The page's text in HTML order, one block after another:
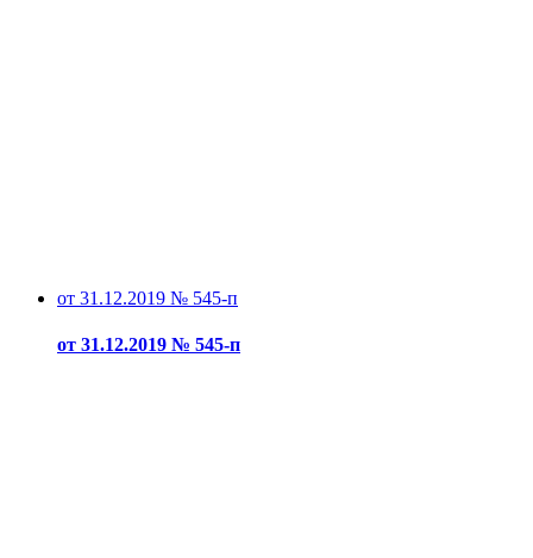
от 31.12.2019 № 545-п
от 31.12.2019 № 545-п